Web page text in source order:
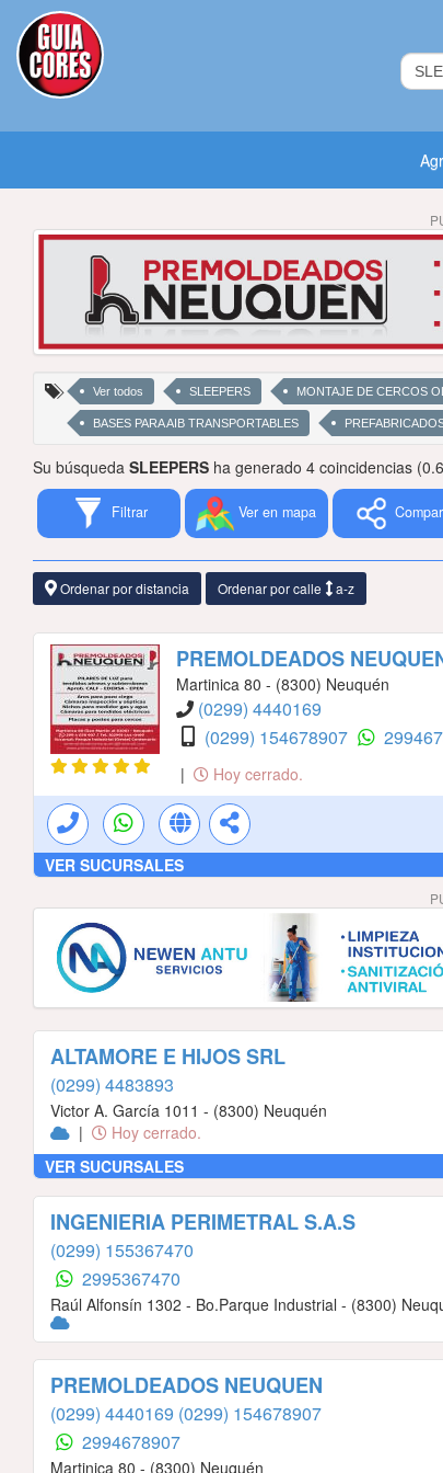
Ver todos SLEEPERS MONTAJE DE CERCOS
BASES PARA AIB TRANSPORTABLES
Su búsqueda SLEEPERS ha generado 4 coincidencias
Filtrar Ver en mapa
Ordenar por distancia Ordenar por calle a-z
PREMOLDEADOS
Martinica 80 - (8300) Neuquén
(0299) 4440169
(0299) 154678907
| Hoy cerrado.
VER SUCURSALES
ALTAMORE E HIJOS SRL
(0299) 4483893
Victor A. García 1011 - (8300) Neuquén
|
Hoy cerrado.
VER SUCURSALES
INGENIERIA PERIMETRAL S.A.S
(0299) 155367470
2995367470
Raúl Alfonsín 1302 - Bo.Parque Industrial - (8300)
PREMOLDEADOS NEUQUEN
(0299) 4440169 (0299) 154678907
2994678907
Martinica 80 - (8300) Neuquén